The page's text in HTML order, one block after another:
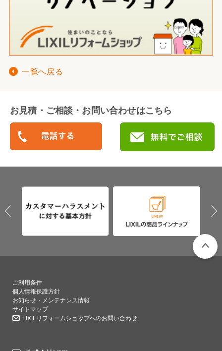
一覧へ戻る
お見積・ご相談・お問い合わせはこちら
ご利用条件
個人情報保護方針
お知らせ・メンテナンス情報
サイトマップ
LIXILリフォームショップへのお問い合わせ